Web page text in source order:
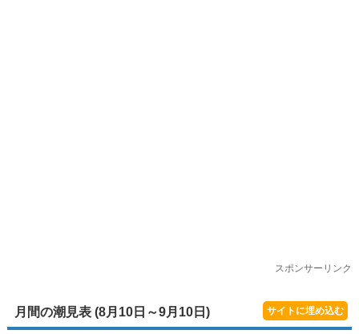
スポンサーリンク
月間の潮見表 (8月10日～9月10日) サイトに埋め込む